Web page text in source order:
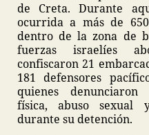
de Creta. Durante
ocurrida a más de
dentro de la zona de
fuerzas israelíes
confiscaron 21
181 defensores
quienes denunciaron
física, abuso sexual
durante su detención.